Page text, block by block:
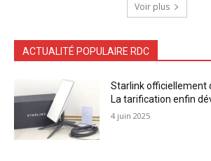
Voir plus
ACTUALITÉ POPULAIRE RDC
Starlink officiellement
La tarification enfin
4 juin 2025